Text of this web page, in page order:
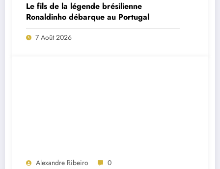
Le fils de la légende brésilienne
Ronaldinho débarque au Portugal
7 Août 2026
Alexandre Ribeiro 0